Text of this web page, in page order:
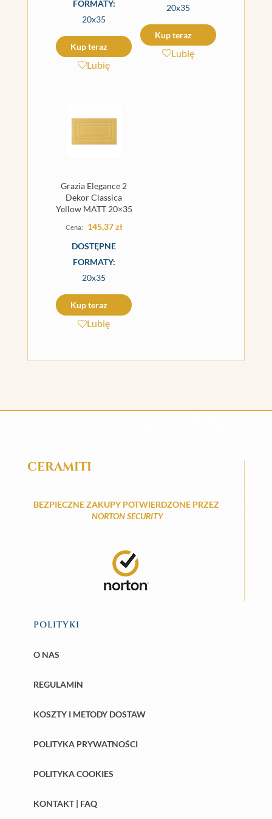
FORMATY:
20x35
Kup teraz
Lubię
20x35
Kup teraz
Lubię
Grazia Elegance 2
Dekor Classica
Yellow MATT 20×35
145,37zł
DOSTĘPNE
FORMATY:
20x35
Kup teraz
Lubię
CERAMITI
BEZPIECZNE ZAKUPY POTWIERDZONE PRZEZ
NORTON SECURITY
POLITYKI
O NAS
REGULAMIN
KOSZTY I METODY DOSTAW
POLITYKA PRYWATNOŚCI
POLITYKA COOKIES
KONTAKT | FAQ